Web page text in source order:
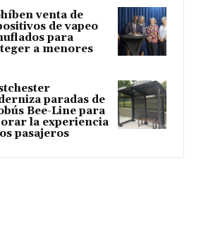
venta de
de vapeo
para
a menores
paradas de
Bee-Line para
la experiencia
pasajeros